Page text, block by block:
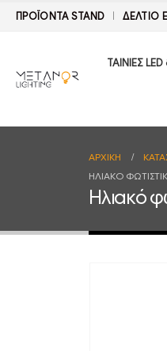
ΠΡΟΪΟΝΤΑ STAND ΔΕΛΤΊΟ
ΤΑΙΝΙΕΣ
ΑΡΧΙΚΉ
ΗΛΙΑΚΌ
Ηλιακό